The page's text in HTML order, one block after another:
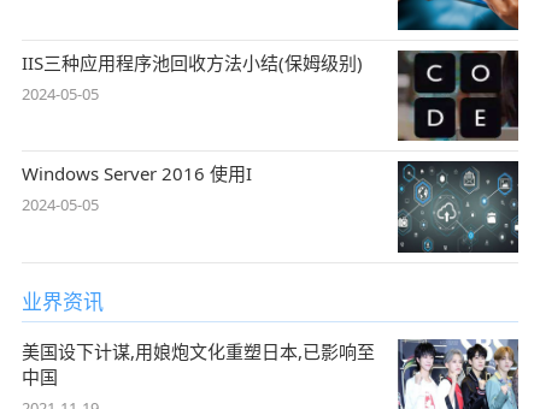
IIS三种应用程序池回收方法小结(保姆级别)
2024-05-05
Windows Server 2016 使用I
2024-05-05
业界资讯
美国设下计谋,用娘炮文化重塑日本,已影响至
中国